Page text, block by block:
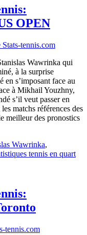
OPEN
tennis.com
Wawrinka qui
à la surprise
en s’imposant face au
à Mikhail Youzhny,
s’il veut passer en
matchs références des
meilleur des pronostics
Wawrinka,
tennis en quart
tennis.com